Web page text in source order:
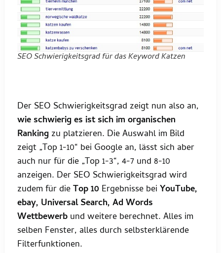
SEO Schwierigkeitsgrad für das Keyword Katzen
Der SEO Schwierigkeitsgrad zeigt nun also an,
wie schwierig es ist sich im organischen
Ranking zu platzieren. Die Auswahl im Bild
zeigt „Top 1-10“ bei Google an, lässt sich aber
auch nur für die „Top 1-3“, 4-7 und 8-10
anzeigen. Der SEO Schwierigkeitsgrad wird
zudem für dieTop 10 Ergebnisse bei YouTube,
ebay, Universal Search, Ad Words
Wettbewerb und weitere berechnet. Alles im
selben Fenster, alles durch selbsterklärende
Filterfunktionen.